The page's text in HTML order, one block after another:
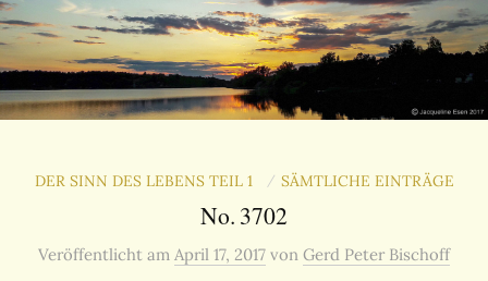
DER SINN DES LEBENS TEIL 1 / SÄMTLICHE EINTRÄGE
No. 3702
Veröffentlicht am April 17, 2017 von Gerd Peter Bischoff